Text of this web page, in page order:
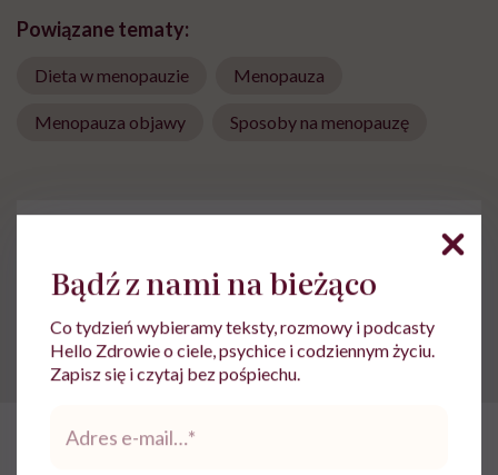
Powiązane tematy:
Dieta w menopauzie Menopauza
Menopauza objawy Sposoby na menopauzę
lekarskiej. Pamiętaj, że w przypadku
problemów ze zdrowiem należy bezwzględnie
Bądź z nami na bieżąco
Co tydzień wybieramy teksty, rozmowy i podcasty
Hello Zdrowie o ciele, psychice i codziennym życiu.
Zapisz się i czytaj bez pośpiechu.
mail*